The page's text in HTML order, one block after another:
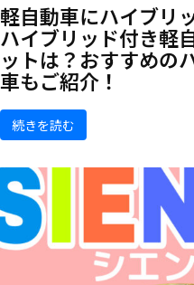
軽自動車にハイブリ
ハイブリッド付き軽
ットは？おすすめの
車もご紹介！
続きを読む